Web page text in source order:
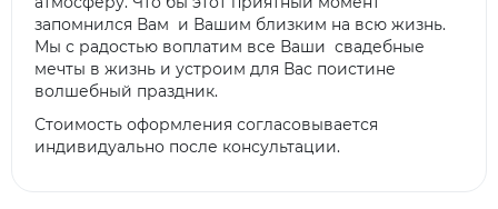
запомнился Вам и Вашим близким на всю жизнь.
Мы с радостью воплатим все Ваши свадебные
мечты в жизнь и устроим для Вас поистине
волшебный праздник.
Стоимость оформления согласовывается
индивидуально после консультации.